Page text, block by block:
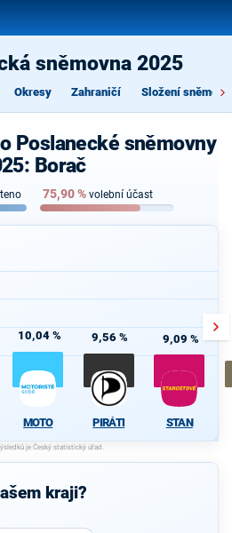
sněmovna 2025
Okresy Zahraničí Složení
Poslanecké sněmovny
Borač
75,90% volební účast
10,04 %
MOTO
9,56 %
PIRÁTI
9,09 %
STAN
kraji?